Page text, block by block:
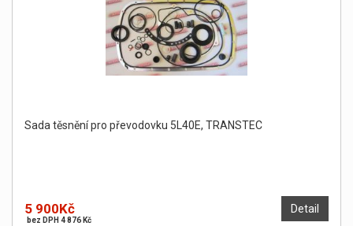
Sada těsnění pro převodovku 5L40E, TRANSTEC
Detail
5 900Kč
bez DPH 4 876 Kč